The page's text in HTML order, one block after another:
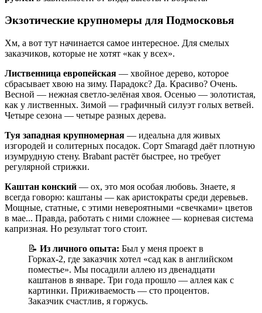
Экзотические крупномеры для Подмосковья
Хм, а вот тут начинается самое интересное. Для смелых
заказчиков, которые не хотят «как у всех».
Лиственница европейская — хвойное дерево, которое
сбрасывает хвою на зиму. Парадокс? Да. Красиво? Очень.
Весной — нежная светло-зелёная хвоя. Осенью — золотистая,
как у лиственных. Зимой — графичный силуэт голых ветвей.
Четыре сезона — четыре разных дерева.
Туя западная крупномерная — идеальна для живых
изгородей и солитерных посадок. Сорт Smaragd даёт плотную
изумрудную стену. Brabant растёт быстрее, но требует
регулярной стрижки.
Каштан конский — ох, это моя особая любовь. Знаете, я
всегда говорю: каштаны — как аристократы среди деревьев.
Мощные, статные, с этими невероятными «свечками» цветов
в мае... Правда, работать с ними сложнее — корневая система
капризная. Но результат того стоит.
📝 Из личного опыта: Был у меня проект в
Горках-2, где заказчик хотел «сад как в английском
поместье». Мы посадили аллею из двенадцати
каштанов в январе. Три года прошло — аллея как с
картинки. Приживаемость — сто процентов.
Заказчик счастлив, я горжусь.